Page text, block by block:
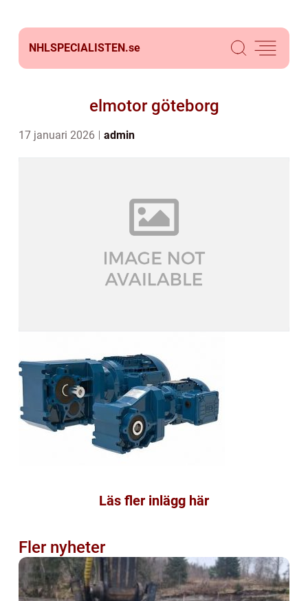
NHLSPECIALISTEN.se
elmotor göteborg
17 januari 2026 admin
Läs fler inlägg här
Fler nyheter